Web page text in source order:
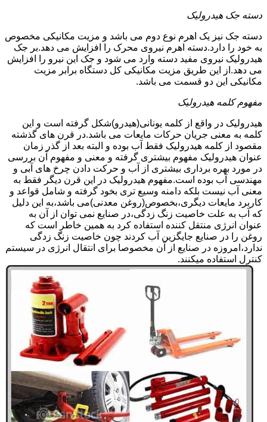
دسته جک هیدرولیک
دسته جک نیز یک اهرم نوع دوم می باشد و مزیت مکانیکی مخصوص
به خود را دارد.دسته اهرم نیروی محرک را افزایش می دهد.بر جک
هیدرولیک نیروی مفید دسته وارد می شود و جک این نیرو را افزایش
می دهد.از این طریق مزیت مکانیکی کل دستگاه برابر مزیت
مکانیکی این دو قسمت می باشد.
مفهوم کلمه هیدرولیک
هیدرولیک در واقع از کلمه یونانی(هیدرو)شکل گرفته است و این
کلمه به معنی جریان حرکات مایعات می باشد.در قرن های گذشته
مقصود از کلمه هیدرولیک فقط آب بوده و البته بعد از گذر زمان
عنوان هیدرولیک مفهوم بیشتری گرفته و معنی و مفهوم آن بررسی
در مورد بهره برداری بیشتری از آب و حرکت دادن چرخ های آبی و
مهندسی آب بوده است.مفهوم هیدرولیک در این قرن دیگر فقط به
معنی آب نیست بلکه دامنه وسیع تری بخود گرفته و شامل قواعد و
کاربرد مایعات دیگری،بخصوص(روغن معدنی)می باشد،به این دلیل
که آب به علت خاصیت زنگ زدگی،در صنایع نمی توان از آن به
عنوان انرژی منتقل کننده استفاده کرد به همین خاطر است که
روغن را در صنایع جایگزین آب کردند چون خاصیت زنگ زدگی
ندارد،امروزه در صنایع از آن مخصوصا برای انتقال انرژی در سیستم
کنترل استفاده میکنند.